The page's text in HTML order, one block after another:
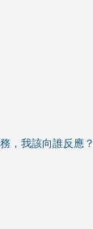
，我該向誰反應？